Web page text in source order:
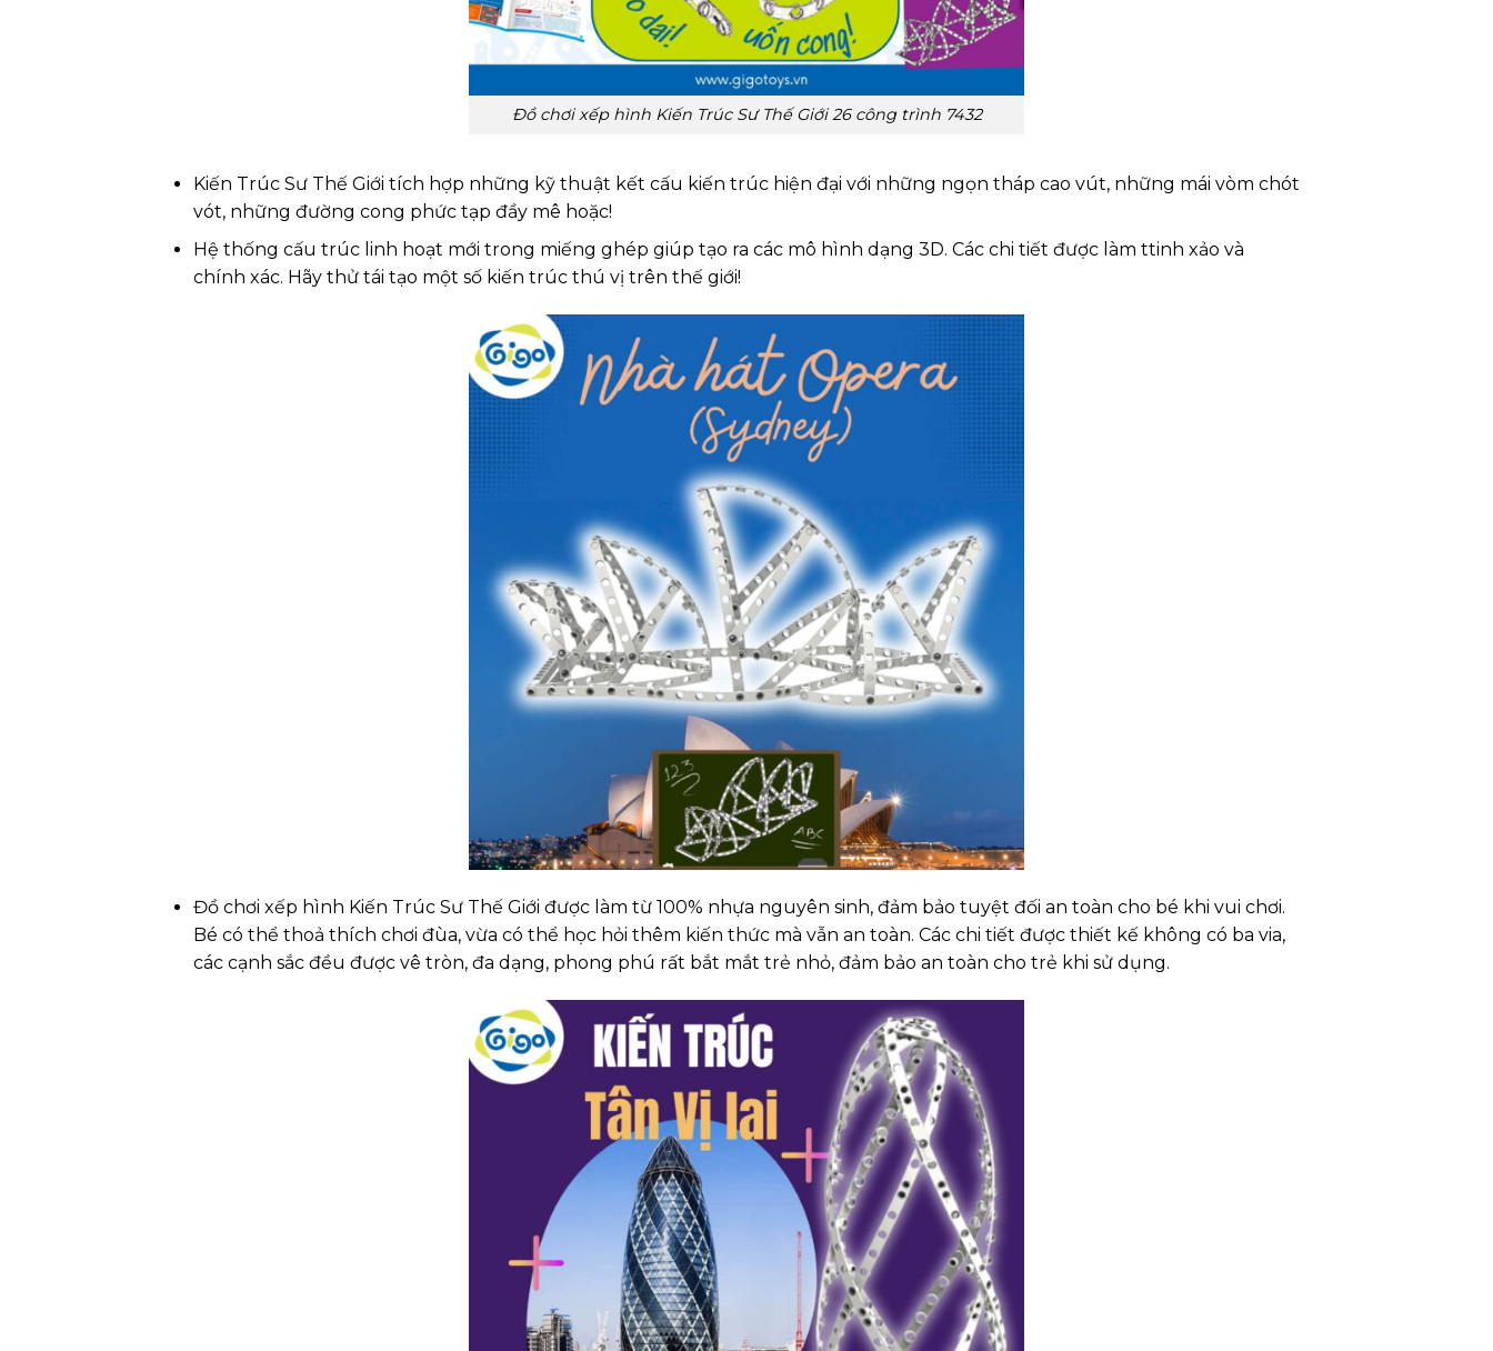
Đồ chơi xếp hình Kiến Trúc Sư Thế Giới 26 công trình 7432
Kiến Trúc Sư Thế Giới tích hợp những kỹ thuật kết cấu kiến trúc hiện đại với những ngọn tháp cao vút, những mái vòm chót
vót, những đường cong phức tạp đầy mê hoặc!
Hệ thống cấu trúc linh hoạt mới trong miếng ghép giúp tạo ra các mô hình dạng 3D. Các chi tiết được làm ttinh xảo và
chính xác. Hãy thử tái tạo một số kiến trúc thú vị trên thế giới!
Đồ chơi xếp hình Kiến Trúc Sư Thế Giới được làm từ 100% nhựa nguyên sinh, đảm bảo tuyệt đối an toàn cho bé khi vui chơi.
Bé có thể thoả thích chơi đùa, vừa có thể học hỏi thêm kiến thức mà vẫn an toàn. Các chi tiết được thiết kế không có ba via,
các cạnh sắc đều được vê tròn, đa dạng, phong phú rất bắt mắt trẻ nhỏ, đảm bảo an toàn cho trẻ khi sử dụng.